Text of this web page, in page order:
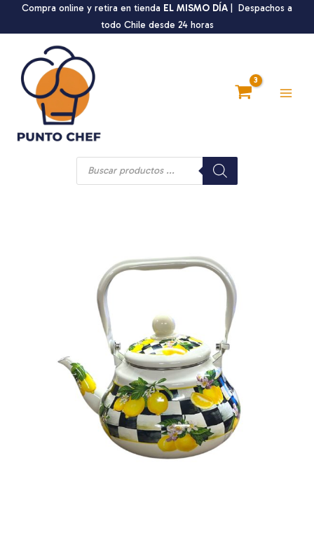
Compra online y retira en tienda EL MISMO DÍA | Despachos a
todo Chile desde 24 horas
Búsqueda